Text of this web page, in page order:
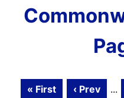
« First ‹ Prev ...